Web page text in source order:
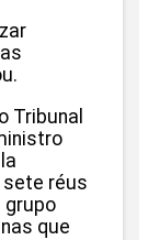
Tribunal
sete réus
grupo
que